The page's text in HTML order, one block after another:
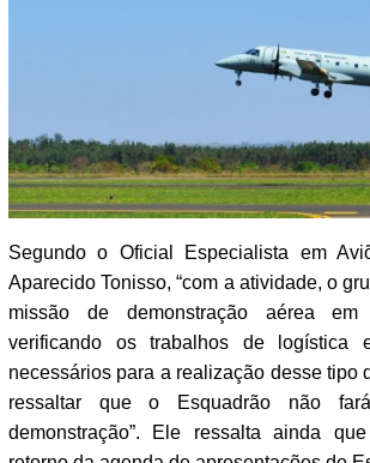
Segundo o Oficial Especialista em
Aparecido Tonisso, “com a atividade, o
missão de demonstração aérea em
verificando os trabalhos de logística
necessários para a realização desse tipo
ressaltar que o Esquadrão não
demonstração”. Ele ressalta ainda